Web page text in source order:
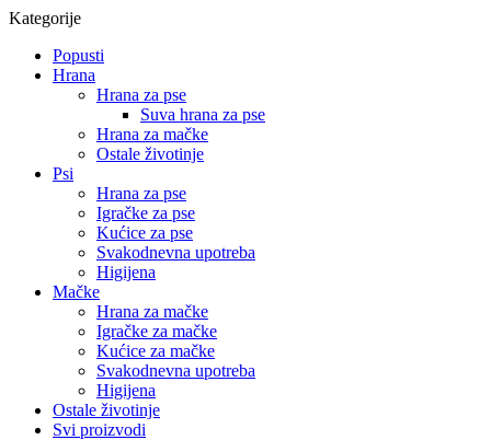
Kategorije
Popusti
Hrana
Hrana za pse
Suva hrana za pse
Hrana za mačke
Ostale životinje
Psi
Hrana za pse
Igračke za pse
Kućice za pse
Svakodnevna upotreba
Higijena
Mačke
Hrana za mačke
Igračke za mačke
Kućice za mačke
Svakodnevna upotreba
Higijena
Ostale životinje
Svi proizvodi